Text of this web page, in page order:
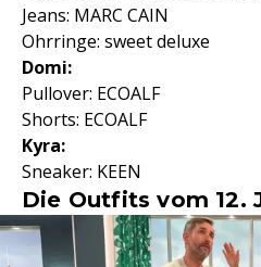
Jeans: MARC CAIN
Ohrringe: sweet deluxe
Domi:
Pullover: ECOALF
Shorts: ECOALF
Kyra:
Sneaker: KEEN
Die Outfits vom 12.